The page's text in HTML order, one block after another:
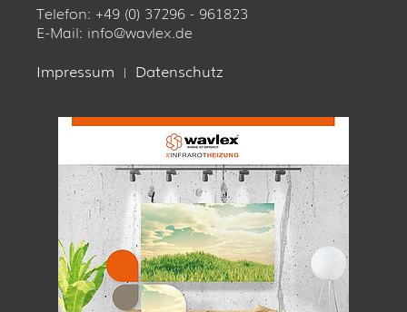
Telefon: +49 (0) 37296 - 961823
E-Mail: info@wavlex.de
Impressum Datenschutz